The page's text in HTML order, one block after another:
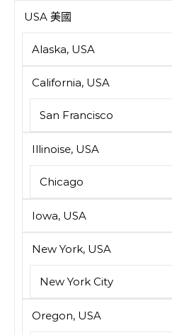
USA 美國
Alaska, USA
California, USA
San Francisco
Illinoise, USA
Chicago
Iowa, USA
New York, USA
New York City
Oregon, USA